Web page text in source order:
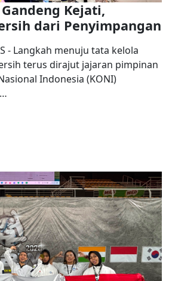
Kejati,
dari Penyimpangan
- Langkah menuju tata kelola
terus dirajut jajaran pimpinan
Indonesia (KONI)